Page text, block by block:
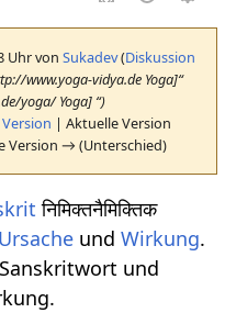
Uhr vonSukadev(Diskussion
www.yoga-vidya.de Yoga]“
yoga/ Yoga] “)
| Aktuelle Version
Version → (Unterschied)
निमिक्तनैमिक्तिक
Ursache undWirkung.
und